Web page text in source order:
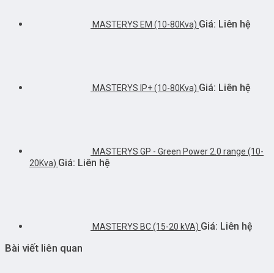
MASTERYS EM (10-80Kva) Giá: Liên hệ
MASTERYS IP+ (10-80Kva) Giá: Liên hệ
MASTERYS GP - Green Power 2.0 range (10-
20Kva) Giá: Liên hệ
MASTERYS BC (15-20 kVA) Giá: Liên hệ
Bài viết liên quan